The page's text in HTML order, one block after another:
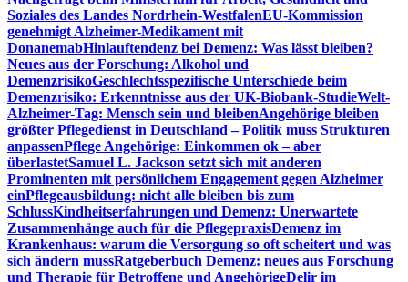
Soziales des Landes Nordrhein-WestfalenEU-Kommission
genehmigt Alzheimer-Medikament mit
DonanemabHinlauftendenz bei Demenz: Was lässt bleiben?
Neues aus der Forschung: Alkohol und
DemenzrisikoGeschlechtsspezifische Unterschiede beim
Demenzrisiko: Erkenntnisse aus der UK-Biobank-StudieWelt-
Alzheimer-Tag: Mensch sein und bleibenAngehörige bleiben
größter Pflegedienst in Deutschland – Politik muss Strukturen
anpassenPflege Angehörige: Einkommen ok – aber
überlastetSamuel L. Jackson setzt sich mit anderen
Prominenten mit persönlichem Engagement gegen Alzheimer
einPflegeausbildung: nicht alle bleiben bis zum
SchlussKindheitserfahrungen und Demenz: Unerwartete
Zusammenhänge auch für die PflegepraxisDemenz im
Krankenhaus: warum die Versorgung so oft scheitert und was
sich ändern mussRatgeberbuch Demenz: neues aus Forschung
und Therapie für Betroffene und AngehörigeDelir im